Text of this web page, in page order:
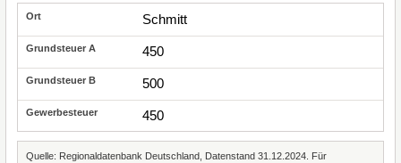
Schmitt
450
500
450
Quelle: Regionaldatenbank Deutschland, Datenstand 31.12.2024. Für